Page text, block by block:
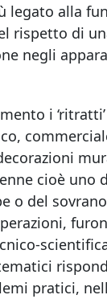
legato alla
rispetto di
negli
i
cioè uno
o del
pratici,